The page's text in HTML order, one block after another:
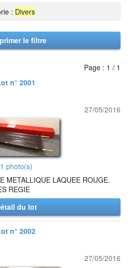
: Divers
le filtre
Page : 1 / 1
n° 2001
27/05/2016
1 photo(s)
METALLIQUE LAQUEE ROUGE.
REGIE
du lot
n° 2002
27/05/2016